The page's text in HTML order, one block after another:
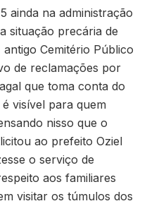
ainda na administração
situação precária de
Cemitério Público
de reclamações por
que toma conta do
visível para quem
nisso que o
ao prefeito Oziel
o serviço de
aos familiares
visitar os túmulos dos